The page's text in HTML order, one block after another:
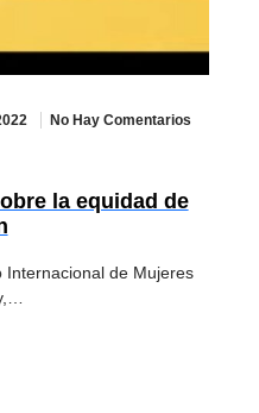
No Hay Comentarios
la equidad de
Internacional de Mujeres